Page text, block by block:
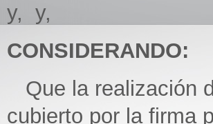
y, y,
CONSIDERANDO:
Que la realización
cubierto por la firma